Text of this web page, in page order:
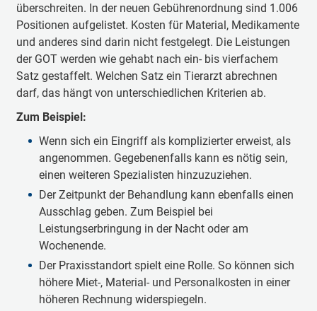
überschreiten. In der neuen Gebührenordnung sind 1.006
Positionen aufgelistet. Kosten für Material, Medikamente
und anderes sind darin nicht festgelegt. Die Leistungen
der GOT werden wie gehabt nach ein- bis vierfachem
Satz gestaffelt. Welchen Satz ein Tierarzt abrechnen
darf, das hängt von unterschiedlichen Kriterien ab.
Zum Beispiel:
Wenn sich ein Eingriff als komplizierter erweist, als
angenommen. Gegebenenfalls kann es nötig sein,
einen weiteren Spezialisten hinzuzuziehen.
Der Zeitpunkt der Behandlung kann ebenfalls einen
Ausschlag geben. Zum Beispiel bei
Leistungserbringung in der Nacht oder am
Wochenende.
Der Praxisstandort spielt eine Rolle. So können sich
höhere Miet-, Material- und Personalkosten in einer
höheren Rechnung widerspiegeln.